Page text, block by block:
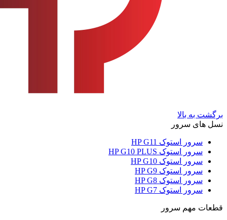
برگشت به بالا
نسل های سرور
سرور استوک HP G11
سرور استوک HP G10 PLUS
سرور استوک HP G10
سرور استوک HP G9
سرور استوک HP G8
سرور استوک HP G7
قطعات مهم سرور